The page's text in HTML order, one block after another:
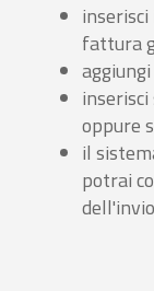
fattura
oppure
il
potrai
dell'invio